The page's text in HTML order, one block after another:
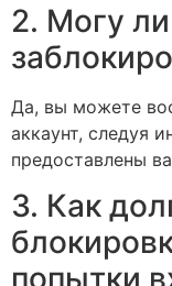
2. Могу
Да, вы можете
аккаунт, следуя
предоставлены
3. Как